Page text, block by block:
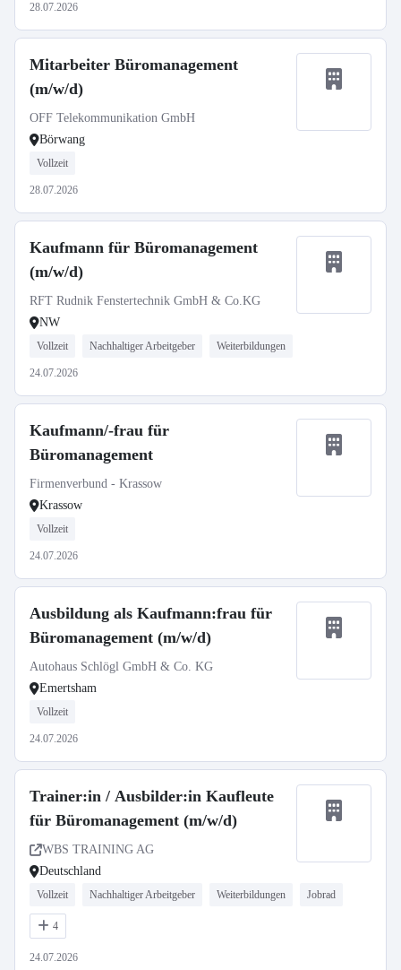
28.07.2026
Mitarbeiter Büromanagement
(m/w/d)
OFF Telekommunikation GmbH
Börwang
Vollzeit
28.07.2026
Kaufmann für Büromanagement
(m/w/d)
RFT Rudnik Fenstertechnik GmbH & Co.KG
NW
Vollzeit Nachhaltiger Arbeitgeber Weiterbildungen
24.07.2026
Kaufmann/-frau für
Büromanagement
Firmenverbund - Krassow
Krassow
Vollzeit
24.07.2026
Ausbildung als Kaufmann:frau für
Büromanagement (m/w/d)
Autohaus Schlögl GmbH & Co. KG
Emertsham
Vollzeit
24.07.2026
Trainer:in / Ausbilder:in Kaufleute
für Büromanagement (m/w/d)
WBS TRAINING AG
Deutschland
Vollzeit Nachhaltiger Arbeitgeber Weiterbildungen Jobrad
4
24.07.2026